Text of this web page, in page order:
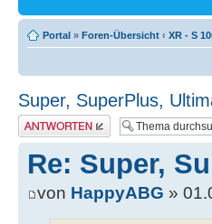
Portal » Foren-Übersicht ‹ XR - S
Super, SuperPlus,
Antwort erstellen
Re: Super,
von HappyABG »